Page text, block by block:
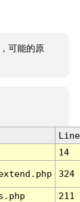
可能的原
Line
14
324
211